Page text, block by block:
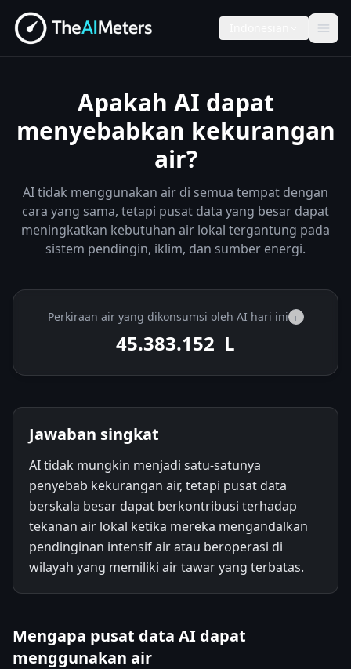
Apakah AI dapat
menyebabkan kekurangan
air?
AI tidak menggunakan air di semua tempat dengan
cara yang sama, tetapi pusat data yang besar dapat
meningkatkan kebutuhan air lokal tergantung pada
sistem pendingin, iklim, dan sumber energi.
Perkiraan air yang dikonsumsi oleh AI hari ini i
45.383.452 L
Jawaban singkat
AI tidak mungkin menjadi satu-satunya
penyebab kekurangan air, tetapi pusat data
berskala besar dapat berkontribusi terhadap
tekanan air lokal ketika mereka mengandalkan
pendinginan intensif air atau beroperasi di
wilayah yang memiliki air tawar yang terbatas.
Mengapa pusat data AI dapat
menggunakan air